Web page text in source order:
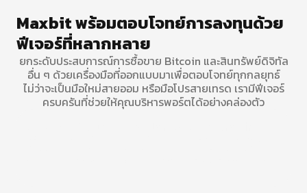
Maxbit พร้อมตอบโจทย์การลงทุนด้วย
ฟีเจอร์ที่หลากหลาย
ยกระดับประสบการณ์การซื้อขาย Bitcoin และสินทรัพย์ดิจิทัล
อื่น ๆ ด้วยเครื่องมือที่ออกแบบมาเพื่อตอบโจทย์ทุกกลยุทธ์
ไม่ว่าจะเป็นมือใหม่สายออม หรือมือโปรสายเทรด เรามีฟีเจอร์
ครบครันที่ช่วยให้คุณบริหารพอร์ตได้อย่างคล่องตัว